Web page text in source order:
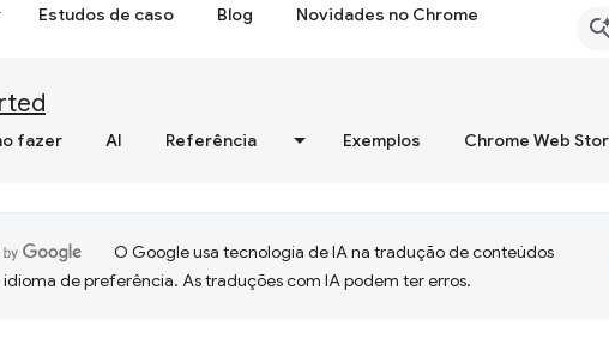
Estudos de caso Blog Novidades no Chrome
fazer AI Referência Exemplos Chrome Web
O Google usa tecnologia de IA na tradução de conteúdos
idioma de preferência. As traduções com IA podem ter erros.